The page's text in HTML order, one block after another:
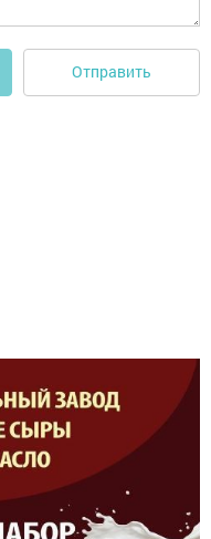
Отправить